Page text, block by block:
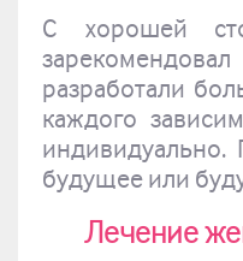
С хорошей
разработали
каждого
индивидуально.
будущее или
Лечение